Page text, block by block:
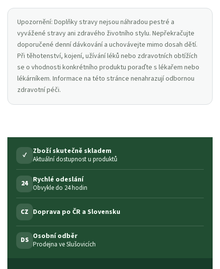
Upozornění: Doplňky stravy nejsou náhradou pestré a
vyvážené stravy ani zdravého životního stylu. Nepřekračujte
doporučené denní dávkování a uchovávejte mimo dosah dětí.
Při těhotenství, kojení, užívání léků nebo zdravotních obtížích
se o vhodnosti konkrétního produktu poraďte s lékařem nebo
lékárníkem. Informace na této stránce nenahrazují odbornou
zdravotní péči.
✓ Zboží skutečně skladem
Aktuální dostupnost u produktů
24 Rychlé odeslání
Obvykle do 24 hodin
CZ Doprava po ČR a Slovensku
DS Osobní odběr
Prodejna ve Slušovicích